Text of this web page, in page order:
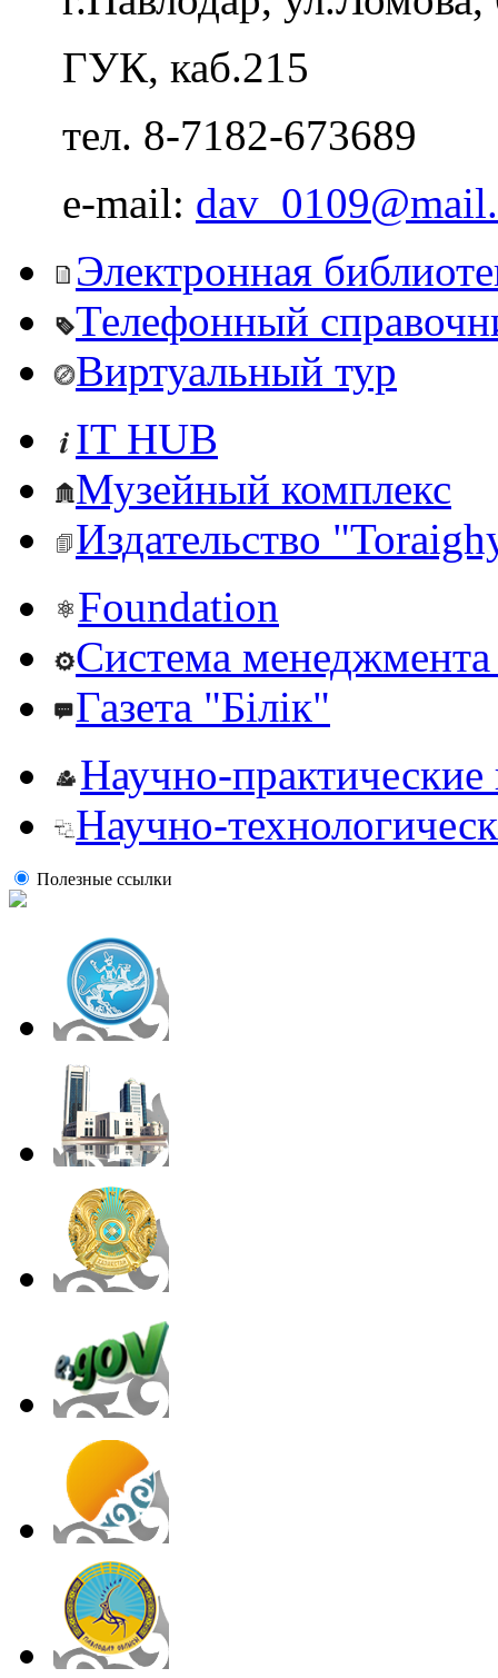
ГУК, каб.215
тел. 8-7182-673689
e-mail:
Электронная
Телефонный
Виртуальный тур
IT HUB
Музейный комплекс
Издательство
Foundation
Система менеджмента
Газета "Білік"
Научно-
Научно-
Полезные ссылки